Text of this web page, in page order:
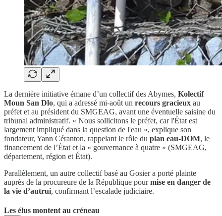
La dernière initiative émane d’un collectif des Abymes, Kolectif
Moun San Dlo, qui a adressé mi-août un recours gracieux au
préfet et au président du SMGEAG, avant une éventuelle saisine du
tribunal administratif. « Nous sollicitons le préfet, car l'État est
largement impliqué dans la question de l'eau », explique son
fondateur, Yann Céranton, rappelant le rôle du plan eau-DOM, le
financement de l’État et la « gouvernance à quatre » (SMGEAG,
département, région et État).
Parallèlement, un autre collectif basé au Gosier a porté plainte
auprès de la procureure de la République pourmise en danger de
la vie d’autrui, confirmant l’escalade judiciaire.
Les élus montent au créneau